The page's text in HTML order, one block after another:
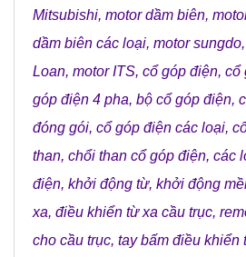
Mitsubishi, motor dầm biên,
dầm biên các loại, motor sungdo,
Loan, motor ITS, cổ góp điện, cổ
góp điện 4 pha, bộ cổ góp điện,
đóng gói, cổ góp điện các loại,
than, chổi than cổ góp điện, các
điện, khởi động từ, khởi động
xa, điều khiển từ xa cầu trục,
cho cầu trục, tay bấm điều khiển